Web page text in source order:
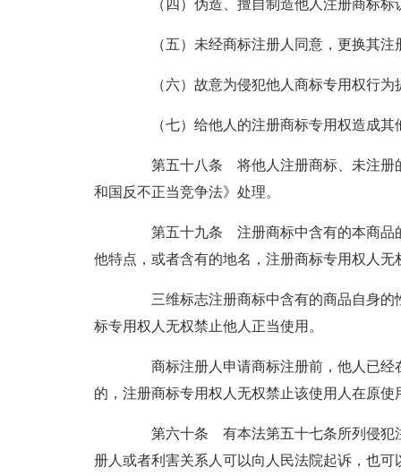
（四）伪造、擅自制造他人注册商标标
（五）未经商标注册人同意，更换其注
（六）故意为侵犯他人商标专用权行为
（七）给他人的注册商标专用权造成其
第五十八条 将他人注册商标、未注册的
和国反不正当竞争法》处理。
第五十九条 注册商标中含有的本商品的
他特点，或者含有的地名，注册商标专用权人无
三维标志注册商标中含有的商品自身的
标专用权人无权禁止他人正当使用。
商标注册人申请商标注册前，他人已经
的，注册商标专用权人无权禁止该使用人在原
第六十条 有本法第五十七条所列侵犯注
册人或者利害关系人可以向人民法院起诉，也